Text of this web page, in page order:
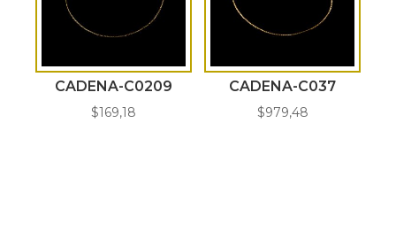
CADENA-C0209
$169,18
CADENA-C037
$979,48